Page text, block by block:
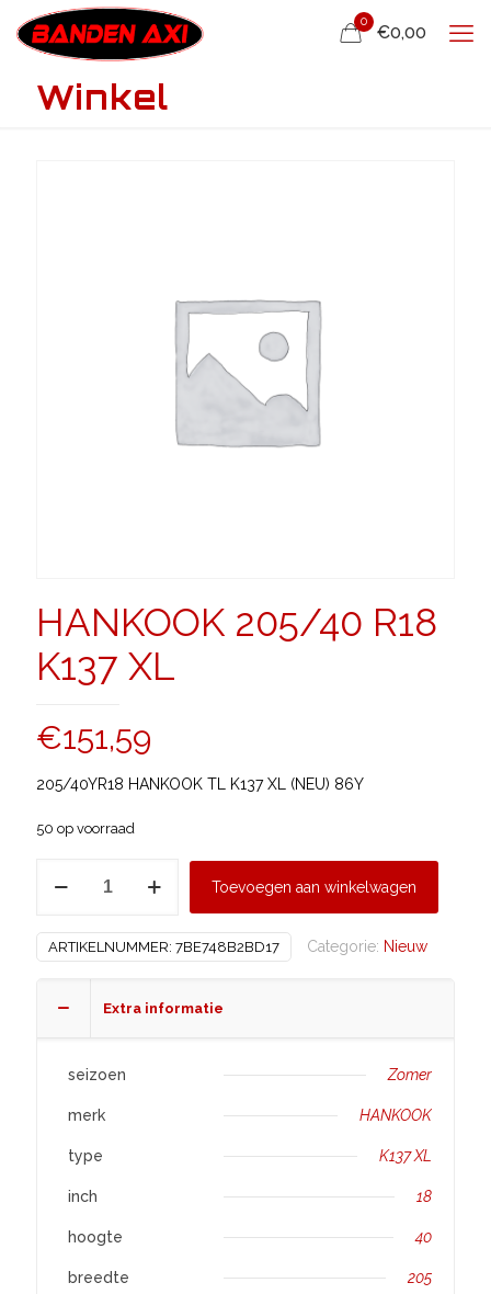
0
€0,00
Winkel
HANKOOK 205/40 R18
K137 XL
€151,59
205/40YR18 HANKOOK TL K137 XL (NEU) 86Y
50 op voorraad
K137
aantal
Toevoegen aan winkelwagen
ARTIKELNUMMER: 7BE748B2BD17 Categorie: Nieuw
Extra informatie
seizoen Zomer
merk HANKOOK
type K137 XL
inch 18
hoogte 40
breedte 205